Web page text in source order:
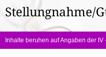
hier:
Stellungnahme/
Inhalte beruhen auf Angaben der IV